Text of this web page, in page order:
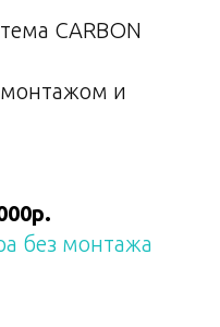
CARBON
монтажом и
без монтажа